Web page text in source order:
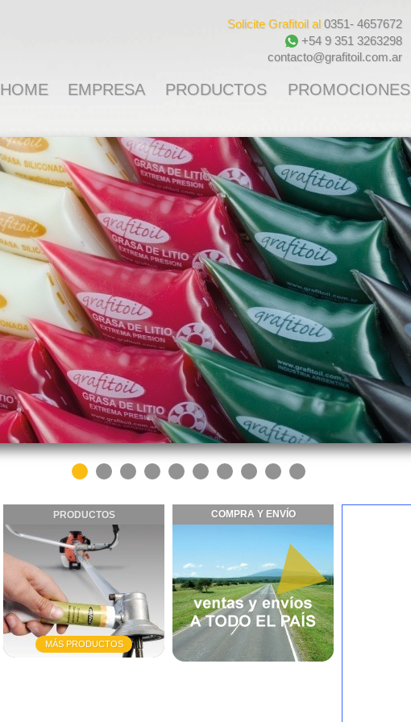
Solicite Grafitoil al 0351- 4657672
+54 9 351 3263298
contacto@grafitoil.com.ar
HOME EMPRESA PRODUCTOS PROMOCIONES
PRODUCTOS
MÁS PRODUCTOS
COMPRA Y ENVÍO